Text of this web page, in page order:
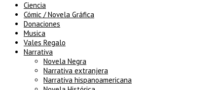
Ciencia
Cómic / Novela Gráfica
Donaciones
Musica
Vales Regalo
Narrativa
Novela Negra
Narrativa extranjera
Narrativa hispanoamericana